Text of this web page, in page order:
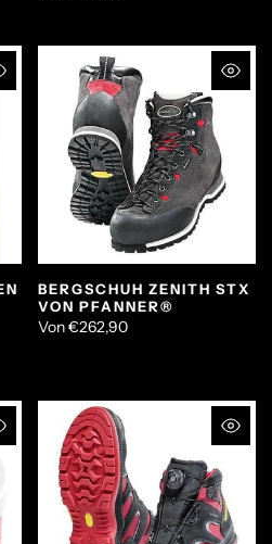
BERGSCHUH ZENITH STX
VON PFANNER®
Von€262,90